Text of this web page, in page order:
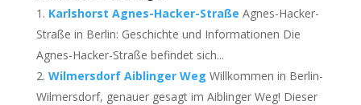
Karlshorst Agnes-Hacker-Straße Agnes-Hacker-
Straße in Berlin: Geschichte und Informationen Die
Agnes-Hacker-Straße befindet sich...
Wilmersdorf Aiblinger Weg Willkommen in Berlin-
Wilmersdorf, genauer gesagt im Aiblinger Weg! Dieser